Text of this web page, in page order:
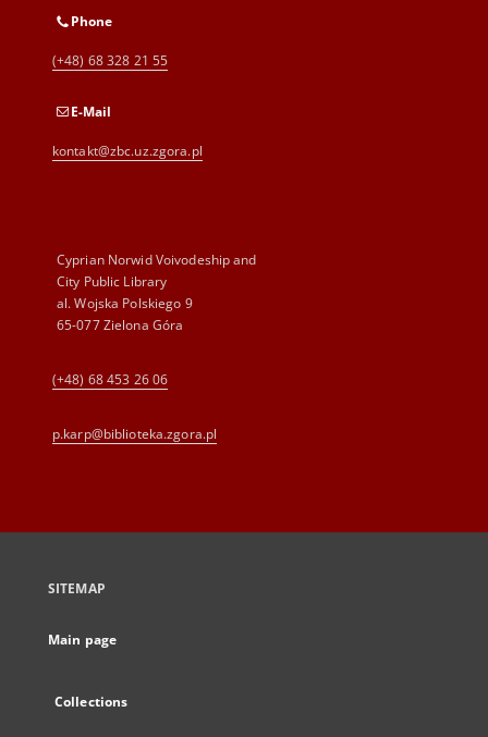
Phone
(+48) 68 328 21 55
E-Mail
kontakt@zbc.uz.zgora.pl
Cyprian Norwid Voivodeship and
City Public Library
al. Wojska Polskiego 9
65-077 Zielona Góra
(+48) 68 453 26 06
p.karp@biblioteka.zgora.pl
SITEMAP
Main page
Collections